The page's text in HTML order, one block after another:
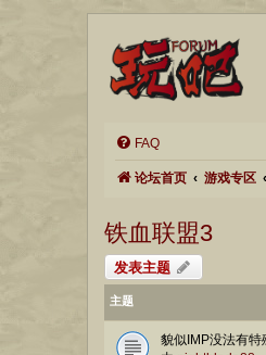
FAQ
论坛首页 游戏专区
铁血联盟3
发表主题
主题
貌似IMP没法有特